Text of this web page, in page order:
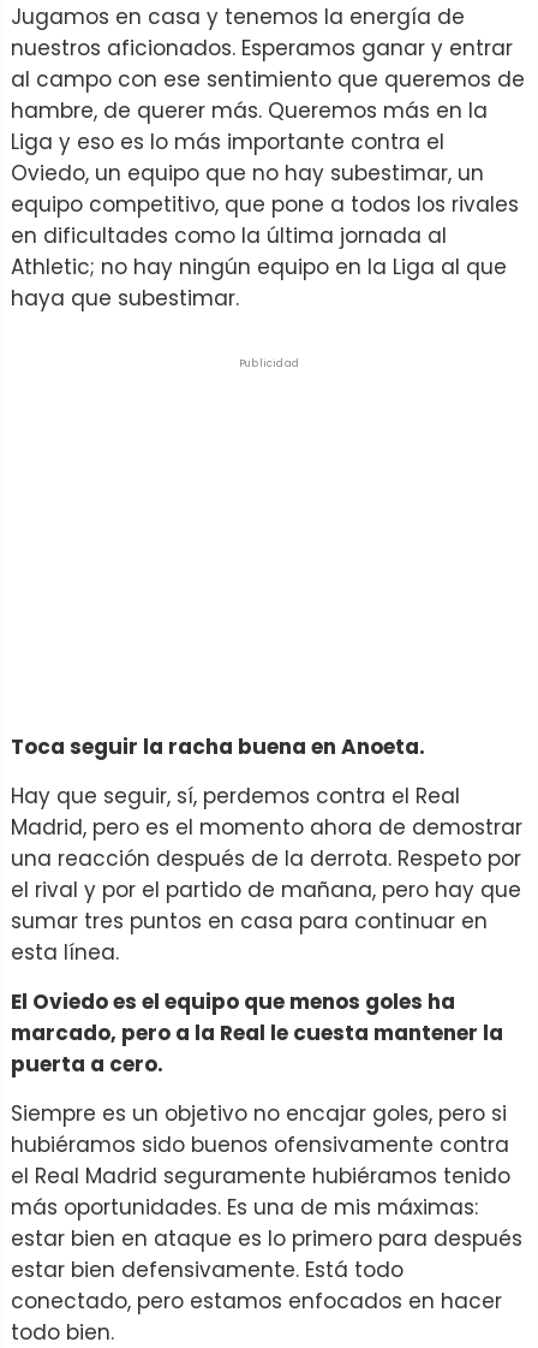
Jugamos en casa y tenemos la energía de
nuestros aficionados. Esperamos ganar y entrar
al campo con ese sentimiento que queremos de
hambre, de querer más. Queremos más en la
Liga y eso es lo más importante contra el
Oviedo, un equipo que no hay subestimar, un
equipo competitivo, que pone a todos los rivales
en dificultades como la última jornada al
Athletic; no hay ningún equipo en la Liga al que
haya que subestimar.
Publicidad
Toca seguir la racha buena en Anoeta.
Hay que seguir, sí, perdemos contra el Real
Madrid, pero es el momento ahora de demostrar
una reacción después de la derrota. Respeto por
el rival y por el partido de mañana, pero hay que
sumar tres puntos en casa para continuar en
esta línea.
El Oviedo es el equipo que menos goles ha
marcado, pero a la Real le cuesta mantener la
puerta a cero.
Siempre es un objetivo no encajar goles, pero si
hubiéramos sido buenos ofensivamente contra
el Real Madrid seguramente hubiéramos tenido
más oportunidades. Es una de mis máximas:
estar bien en ataque es lo primero para después
estar bien defensivamente. Está todo
conectado, pero estamos enfocados en hacer
todo bien.